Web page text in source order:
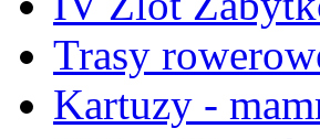
Trasy
Kartuzy -